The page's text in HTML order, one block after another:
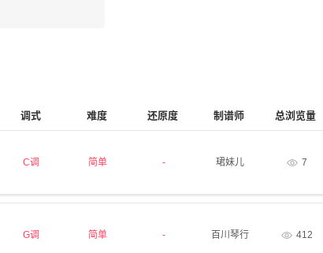
调式 难度 还原度 制谱师 总浏览量
C调 简单 - 珺妹儿 7
G调 简单 - 百川琴行 412